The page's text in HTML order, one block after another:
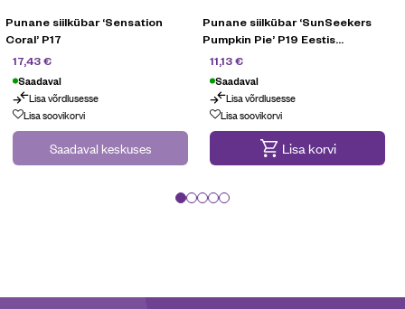
Punane siilkübar ‘Sensation
Coral’ P17
17,43€
Saadaval
Lisa võrdlusesse
Lisa soovikorvi
Saadaval keskuses
Punane siilkübar ‘SunSeekers
Pumpkin Pie’ P19 Eestis
kasvatatud
11,13€
Saadaval
Lisa võrdlusesse
Lisa soovikorvi
Lisa korvi